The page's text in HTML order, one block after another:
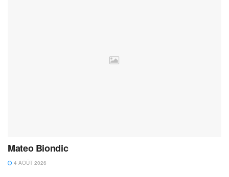
Mateo Biondic
4 AOÛT 2026